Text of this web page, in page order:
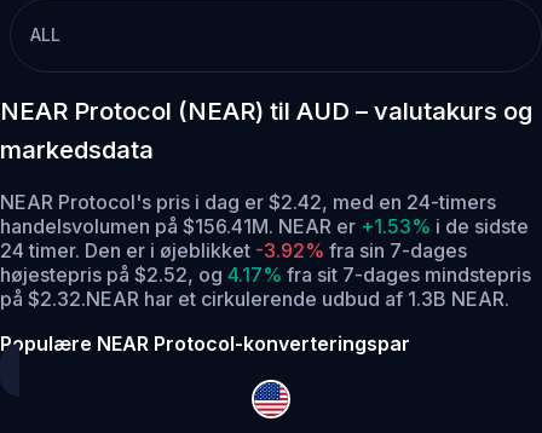
ALL
NEAR Protocol (NEAR) til AUD – valutakurs og
markedsdata
NEAR Protocol's pris i dag er $2.42, med en 24-timers
handelsvolumen på $156.41M. NEAR er +1.53% i de sidste
24 timer. Den er i øjeblikket -3.92% fra sin 7-dages
højestepris på $2.52, og 4.17% fra sit 7-dages mindstepris
på $2.32.NEAR har et cirkulerende udbud af 1.3B NEAR.
Populære NEAR Protocol-konverteringspar